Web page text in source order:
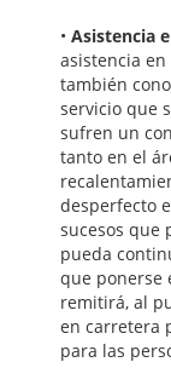
• Asistencia
asistencia
también
servicio que
sufren un
tanto en el
desperfecto
sucesos que
pueda
que ponerse
remitirá, al
en carretera
para las